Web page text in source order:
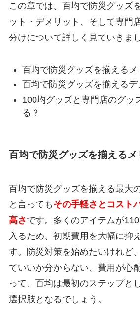
この章では、百均で防災グッズ
ット・デメリット、そして専門
分けについて詳しく見ていきまし
百均で防災グッズを揃えるメ
百均で防災グッズを揃える
100均グッズと専門店のグッ
る？
百均で防災グッズを揃えるメ
百均で防災グッズを揃える最大
と言っても その手軽さとコスト
高さ です。多くのアイテムが
入るため、初期費用を大幅に抑
す。防災対策を始めたいけれど
ていいか分からない、費用が心
って、百均は最初のステップと
選択肢となるでしょう。